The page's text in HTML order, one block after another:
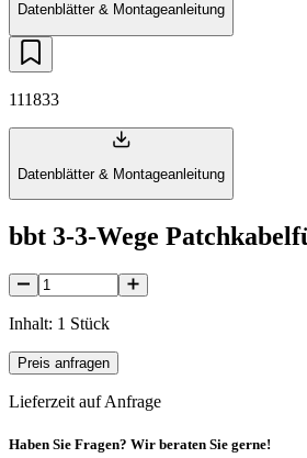
Datenblätter & Montageanleitung
111833
Datenblätter & Montageanleitung
bbt 3-3-Wege
Inhalt: 1 Stück
Preis anfragen
Lieferzeit auf Anfrage
Haben Sie Fragen? Wir beraten Sie gerne!